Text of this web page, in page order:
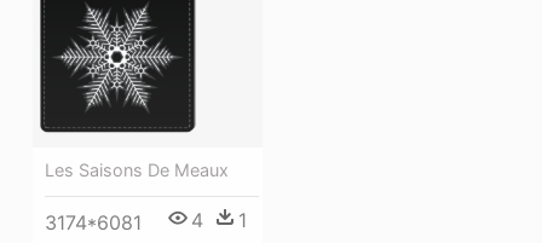
Les Saisons De Meaux
3174*6081 4 1